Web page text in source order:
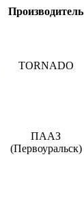
Производитель
TORNADO
ПААЗ
(Первоуральск)